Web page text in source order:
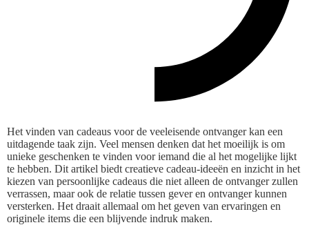
Het vinden van cadeaus voor de veeleisende ontvanger kan een
uitdagende taak zijn. Veel mensen denken dat het moeilijk is om
unieke geschenken te vinden voor iemand die al het mogelijke lijkt
te hebben. Dit artikel biedt creatieve cadeau-ideeën en inzicht in het
kiezen van persoonlijke cadeaus die niet alleen de ontvanger zullen
verrassen, maar ook de relatie tussen gever en ontvanger kunnen
versterken. Het draait allemaal om het geven van ervaringen en
originele items die een blijvende indruk maken.